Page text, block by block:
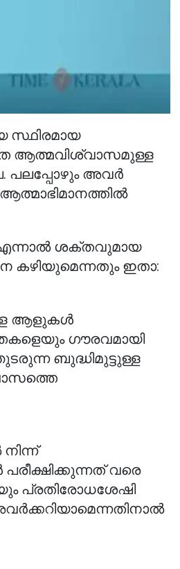
ആത്മവിശ്വാസമുള്ള
പലപ്പോഴും അവർ
ശക്തവുമായ
കഴിയുമെന്നതും ഇതാ:
ആളുകൾ
ഗൗരവമായി
ബുദ്ധിമുട്ടുള്ള
വരെ
പ്രതിരോധശേഷി